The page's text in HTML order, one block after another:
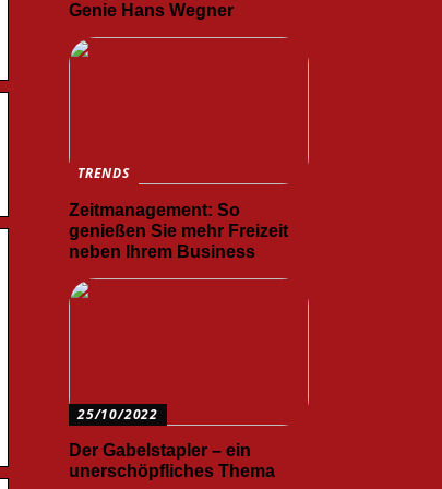
Genie Hans Wegner
TRENDS
Zeitmanagement: So
genießen Sie mehr Freizeit
neben Ihrem Business
25/10/2022
Der Gabelstapler – ein
unerschöpfliches Thema